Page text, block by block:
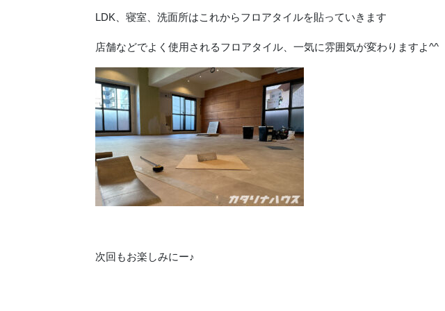
LDK、寝室、洗面所はこれからフロアタイルを貼っていきます
店舗などでよく使用されるフロアタイル、一気に雰囲気が変わりますよ^^
次回もお楽しみにー♪